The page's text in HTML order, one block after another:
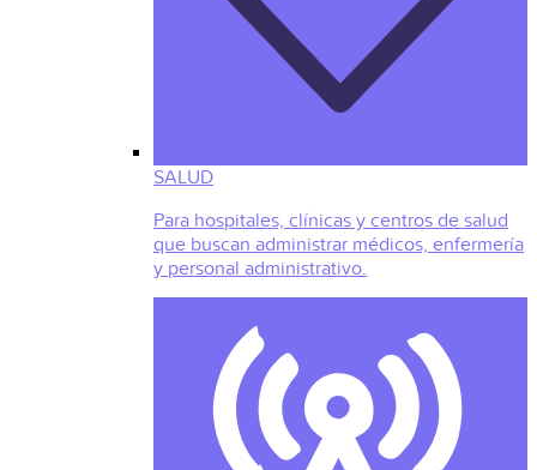
SALUD
Para hospitales, clínicas y centros de salud
que buscan administrar médicos, enfermería
y personal administrativo.